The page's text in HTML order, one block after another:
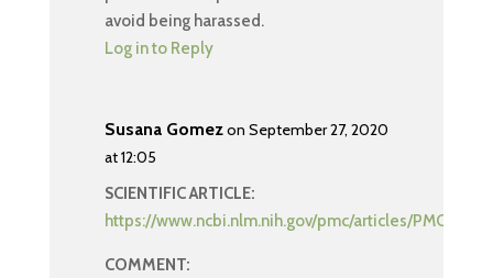
avoid being harassed.
Log in to Reply
Susana Gomezon September 27, 2020
at 12:05
SCIENTIFIC ARTICLE:
https://www.ncbi.nlm.nih.gov/pmc/articles/
COMMENT: